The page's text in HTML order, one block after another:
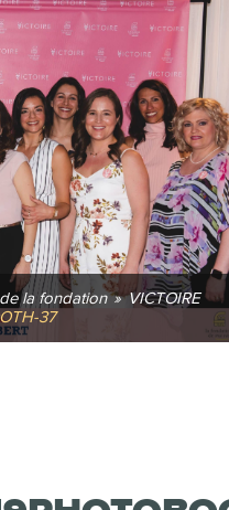
la fondation » VICTOIRE
37